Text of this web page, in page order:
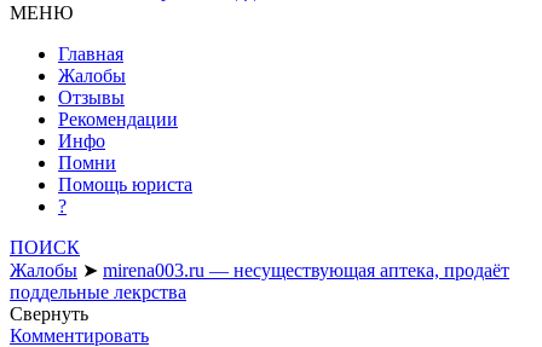
МЕНЮ
Главная
Жалобы
Отзывы
Рекомендации
Инфо
Помни
Помощь юриста
?
ПОИСК
Жалобы ➤ mirena003.ru — несуществующая аптека, продаёт
поддельные лекрства
Свернуть
Комментировать